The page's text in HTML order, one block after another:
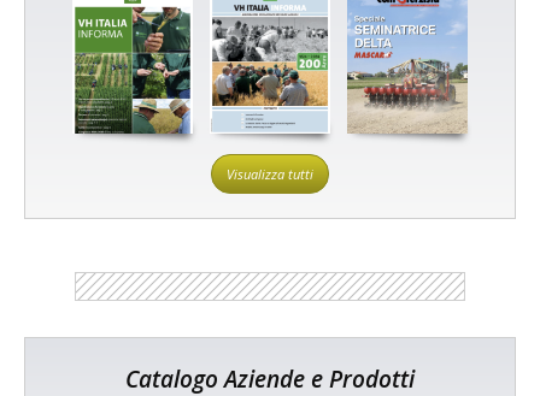
Visualizza tutti
Catalogo Aziende e Prodotti